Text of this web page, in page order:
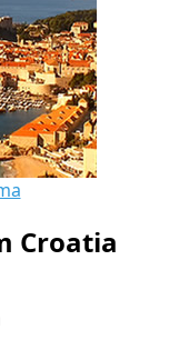
Croatia